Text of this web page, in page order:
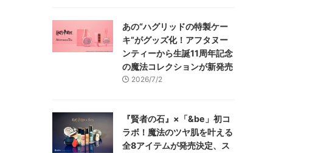
あの“ハグリッドの特製ケー
キ”がグッズ化！アフタヌー
ンティーから生誕11周年記念
の魔法コレクションが新発売
2026/7/2
『賢者の石』×「&be」初コ
ラボ！魔法のツヤ肌を叶える
全8アイテムが発売決定、ス